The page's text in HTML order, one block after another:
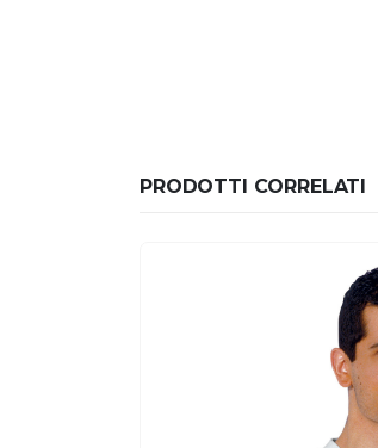
PRODOTTI CORRELATI